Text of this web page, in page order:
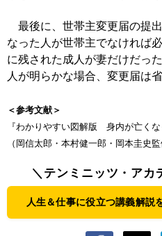
最後に、世帯主変更届の提
なった人が世帯主でなければ
に残された成人が妻だけだっ
人が明らかな場合、変更届は
＜参考文献＞
『わかりやすい図解版 身内が亡くな
（岡信太郎・本村健一郎・岡本圭史監
＼テンミニッツ・アカ
人生＆仕事に役立つ講義解説